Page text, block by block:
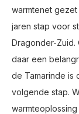
warmtenet
jaren stap voor
Dragonder-Zuid.
daar een
de Tamarinde is
volgende stap.